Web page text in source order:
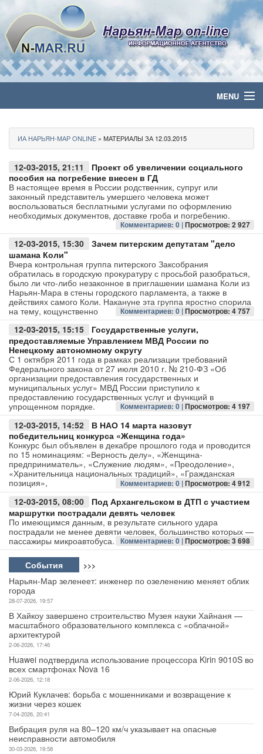
MENU
Политика
Бизнес
Общество
Медиа
Авто
Спорт
Контакты
ИА НАРЬЯН-МАР ONLINE » МАТЕРИАЛЫ ЗА 12.03.2015
12-03-2015, 21:11
Проект об увеличении социального
пособия на погребение внесен в ГД
В настоящее время в России родственник, супруг или
законный представитель умершего человека может
воспользоваться бесплатными услугами по оформлению
необходимых документов, доставке гроба и погребению.
Комментариев: 0 |Просмотров: 2 927
12-03-2015, 15:30
Зачем питерским депутатам "дело
шамана Коли"
Вчера контрольная группа питерского Заксобрания
обратилась в городскую прокуратуру с просьбой разобраться,
было ли что-либо незаконное в приглашении шамана Коли из
Нарьян-Мара в стены городского парламента, а также в
действиях самого Коли. Накануне эта группа яростно спорила
на тему, кощунственно
Комментариев: 0 |Просмотров: 4 757
12-03-2015, 15:15
Государственные услуги,
предоставляемые Управлением МВД России по
Ненецкому автономному округу
С 1 октября 2011 года в рамках реализации требований
Федерального закона от 27 июля 2010 г. № 210-ФЗ «Об
организации предоставления государственных и
муниципальных услуг» МВД России приступило к
предоставлению государственных услуг и функций в
упрощенном порядке.
Комментариев: 0 |Просмотров: 4 197
12-03-2015, 14:52
В НАО 14 марта назовут
победительниц конкурса «Женщина года»
Конкурс был объявлен в декабре прошлого года и проводится
по 15 номинациям: «Верность делу», «Женщина-
предприниматель», «Служение людям», «Преодоление»,
«Хранительница национальных традиций», «Гражданская
позиция»,
Комментариев: 0 |Просмотров: 4 912
12-03-2015, 08:00
Под Архангельском в ДТП с участием
маршрутки пострадали девять человек
По имеющимся данным, в результате сильного удара
пострадали не менее девяти человек, большинство которых —
пассажиры микроавтобуса.
Комментариев: 0 |Просмотров: 3 698
События >>>
Нарьян-Мар зеленеет: инженер по озеленению меняет облик
города
28-07-2026, 19:57
В Хайкоу завершено строительство Музея науки Хайнаня —
масштабного образовательного комплекса с «облачной»
архитектурой
2-06-2026, 17:46
Huawei подтвердила использование процессора Kirin 9010S во
всех смартфонах Nova 16
2-06-2026, 12:18
Юрий Куклачев: борьба с мошенниками и возвращение к
жизни через кошек
7-04-2026, 20:41
Вибрация руля на 80–120 км/ч указывает на опасные
неисправности автомобиля
30-03-2026, 19:58